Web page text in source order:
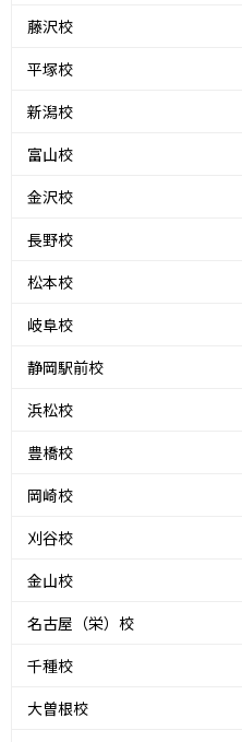
藤沢校
平塚校
新潟校
富山校
金沢校
長野校
松本校
岐阜校
静岡駅前校
浜松校
豊橋校
岡崎校
刈谷校
金山校
名古屋（栄）校
千種校
大曽根校